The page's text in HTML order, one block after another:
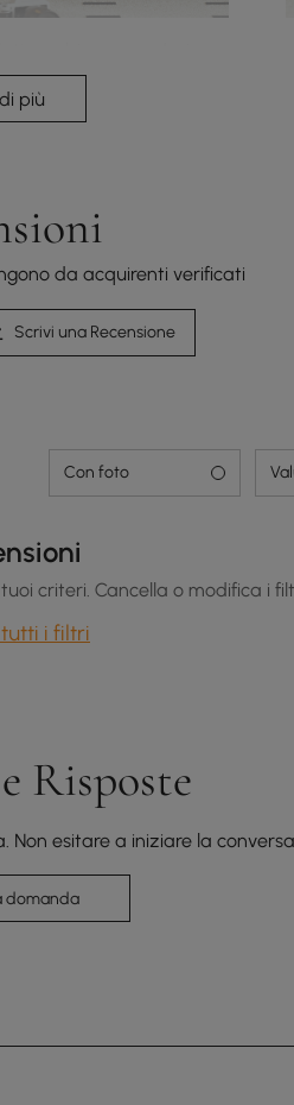
comfort di supporto
più
da acquirenti verificati
Scrivi una Recensione
Con foto
criteri. Cancella o modifica i
i filtri
Risposte
esitare a iniziare la
domanda